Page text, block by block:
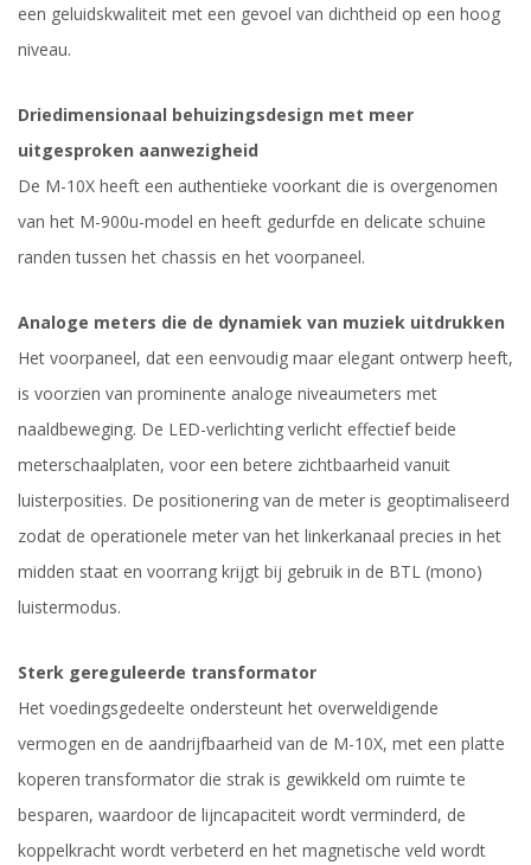
een geluidskwaliteit met een gevoel van dichtheid op een hoog
niveau.
Driedimensionaal behuizingsdesign met meer
uitgesproken aanwezigheid
De M-10X heeft een authentieke voorkant die is overgenomen
van het M-900u-model en heeft gedurfde en delicate schuine
randen tussen het chassis en het voorpaneel.
Analoge meters die de dynamiek van muziek uitdrukken
Het voorpaneel, dat een eenvoudig maar elegant ontwerp heeft,
is voorzien van prominente analoge niveaumeters met
naaldbeweging. De LED-verlichting verlicht effectief beide
meterschaalplaten, voor een betere zichtbaarheid vanuit
luisterposities. De positionering van de meter is geoptimaliseerd
zodat de operationele meter van het linkerkanaal precies in het
midden staat en voorrang krijgt bij gebruik in de BTL (mono)
luistermodus.
Sterk gereguleerde transformator
Het voedingsgedeelte ondersteunt het overweldigende
vermogen en de aandrijfbaarheid van de M-10X, met een platte
koperen transformator die strak is gewikkeld om ruimte te
besparen, waardoor de lijncapaciteit wordt verminderd, de
koppelkracht wordt verbeterd en het magnetische veld wordt